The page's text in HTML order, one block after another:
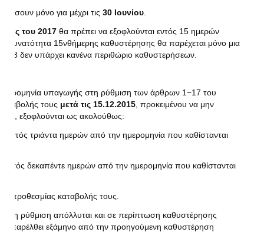
μόνο για μέχρι τις 30 Ιουνίου
του 2017 θα πρέπει να εξοφλούνται εντός 15 ημερών
δυνατότητα 15νθήμερης καθυστέρησης θα παρέχεται μόνο μια
δεν υπάρχει κανένα περιθώριο καθυστερήσεων.
ημερομηνία υπαγωγής στη ρύθμιση των άρθρων 1−17 του
τους μετά τις 15.12.2015 , προκειμένου να μην
εξοφλούνται ως ακολούθως:
εντός τριάντα ημερών από την ημερομηνία που καθίστανται
εντός δεκαπέντε ημερών από την ημερομηνία που καθίστανται
προθεσμίας καταβολής τους.
η ρύθμιση απόλλυται και σε περίπτωση καθυστέρησης
παρέλθει εξάμηνο από την προηγούμενη καθυστέρηση